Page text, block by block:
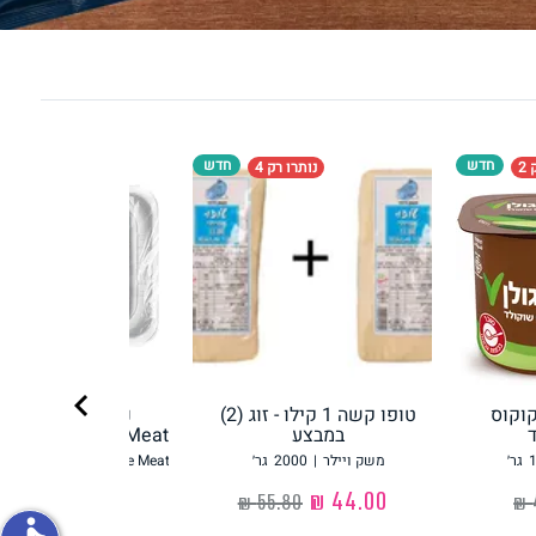
פירות וירקות
על האש
חדש
גר׳
חדש נותרו רק 4
טופו קשה 1 קילו - זוג (2)
במבצע
2000 גר׳ | משק ויילר
‏55.80 ₪
נתח סטייק
Redefine Meat רידיפיין מיט
Redefine Meat רידיפיין מיט
‏42.90 ₪
chevron_right